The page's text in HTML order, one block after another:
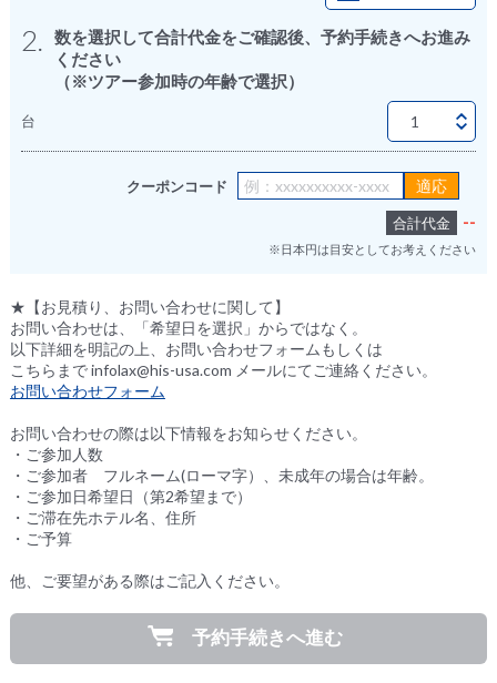
2.
数を選択して合計代金をご確認後、予約手続きへお進み
ください
（※ツアー参加時の年齢で選択）
台
クーポンコード
合計代金 --
※日本円は目安としてお考えください
★【お見積り、お問い合わせに関して】
お問い合わせは、「希望日を選択」からではなく。
以下詳細を明記の上、お問い合わせフォームもしくは
こちらまで infolax@his-usa.com メールにてご連絡ください。
お問い合わせフォーム
お問い合わせの際は以下情報をお知らせください。
・ご参加人数
・ご参加者 フルネーム(ローマ字）、未成年の場合は年齢。
・ご参加日希望日（第2希望まで）
・ご滞在先ホテル名、住所
・ご予算
他、ご要望がある際はご記入ください。
予約手続きへ進む